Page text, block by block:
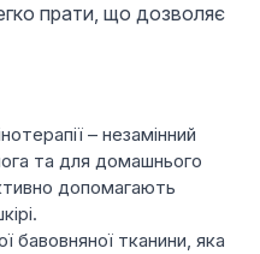
прати, що дозволяє
– незамінний
та для домашнього
допомагають
бавовняної тканини, яка